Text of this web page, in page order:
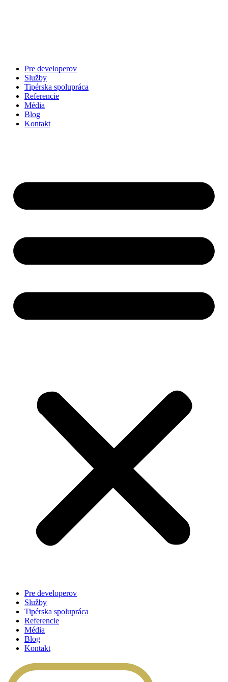
Pre developerov
Služby
Tipérska spolupráca
Referencie
Média
Blog
Kontakt
Pre developerov
Služby
Tipérska spolupráca
Referencie
Média
Blog
Kontakt